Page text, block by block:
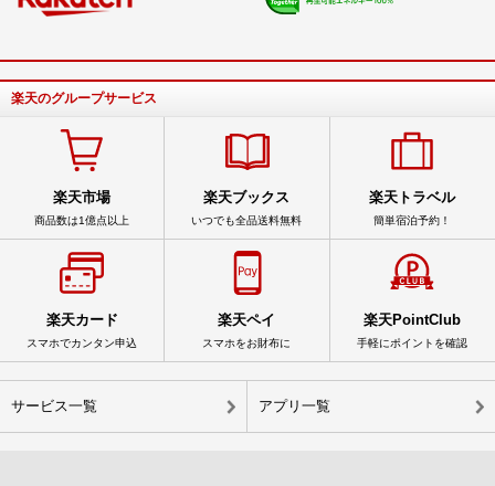
楽天のグループサービス
楽天市場
商品数は1億点以上
楽天ブックス
いつでも全品送料無料
楽天トラベル
簡単宿泊予約！
楽天カード
スマホでカンタン申込
楽天ペイ
スマホをお財布に
楽天PointClub
手軽にポイントを確認
サービス一覧 アプリ一覧